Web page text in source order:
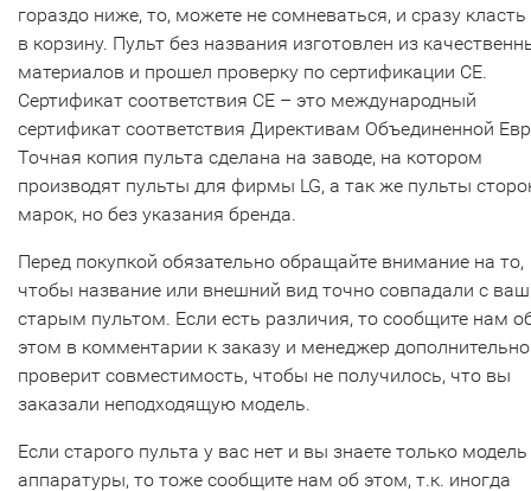
гораздо ниже, то, можете не сомневаться, и сразу класть
в корзину. Пульт без названия изготовлен из
материалов и прошел проверку по сертификации CE.
Сертификат соответствия СЕ – это международный
сертификат соответствия Директивам Объединенной
Точная копия пульта сделана на заводе, на котором
производят пульты для фирмы LG, а так же пульты
марок, но без указания бренда.
Перед покупкой обязательно обращайте внимание на то,
чтобы название или внешний вид точно совпадали с
старым пультом. Если есть различия, то сообщите нам
этом в комментарии к заказу и менеджер дополнительно
проверит совместимость, чтобы не получилось, что вы
заказали неподходящую модель.
Если старого пульта у вас нет и вы знаете только модель
аппаратуры, то тоже сообщите нам об этом, т.к. иногда